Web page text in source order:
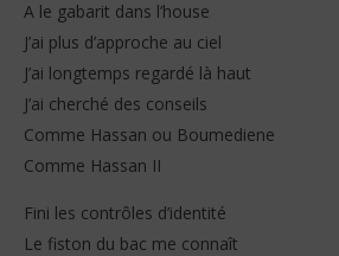
A le gabarit dans l’house
J’ai plus d’approche au ciel
J’ai longtemps regardé là haut
J’ai cherché des conseils
Comme Hassan ou Boumediene
Comme Hassan II
Fini les contrôles d’identité
Le fiston du bac me connaît